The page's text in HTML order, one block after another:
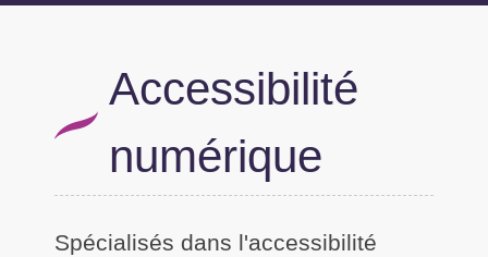
Accessibilité
numérique
Spécialisés dans l'accessibilité